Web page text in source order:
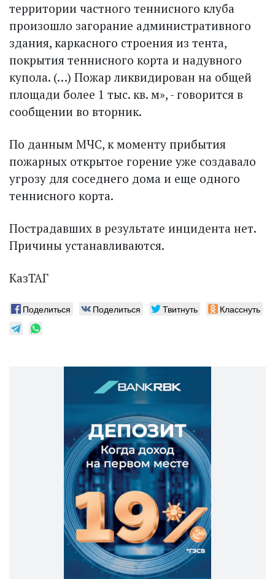
территории частного теннисного клуба
произошло загорание административного
здания, каркасного строения из тента,
покрытия теннисного корта и надувного
купола. (…) Пожар ликвидирован на общей
площади более 1 тыс. кв. м», - говорится в
сообщении во вторник.
По данным МЧС, к моменту прибытия
пожарных открытое горение уже создавало
угрозу для соседнего дома и еще одного
теннисного корта.
Пострадавших в результате инцидента нет.
Причины устанавливаются.
КазТАГ
Поделиться Поделиться Твитнуть Класснуть